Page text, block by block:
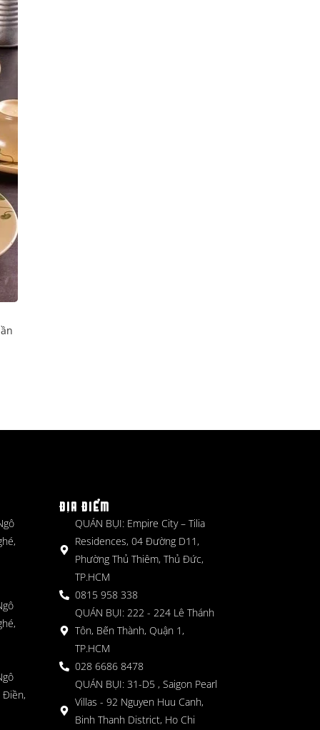
Điền,
ĐỊA ĐIỂM
QUÁN BỤI: Empire City – Tilia
Residences, 04 Đường D11,
Phường Thủ Thiêm, Thủ Đức,
TP.HCM
0815 958 338
QUÁN BỤI: 222 - 224 Lê Thánh
Tôn, Bến Thành, Quận 1,
TP.HCM
028 6686 8478
QUÁN BỤI: 31-D5 , Saigon Pearl
Villas - 92 Nguyen Huu Canh,
Binh Thanh District, Ho Chi